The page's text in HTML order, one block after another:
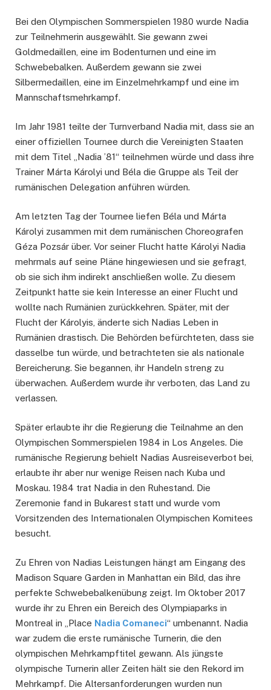
Bei den Olympischen Sommerspielen 1980 wurde Nadia
zur Teilnehmerin ausgewählt. Sie gewann zwei
Goldmedaillen, eine im Bodenturnen und eine im
Schwebebalken. Außerdem gewann sie zwei
Silbermedaillen, eine im Einzelmehrkampf und eine im
Mannschaftsmehrkampf.
Im Jahr 1981 teilte der Turnverband Nadia mit, dass sie an
einer offiziellen Tournee durch die Vereinigten Staaten
mit dem Titel „Nadia ’81“ teilnehmen würde und dass ihre
Trainer Márta Károlyi und Béla die Gruppe als Teil der
rumänischen Delegation anführen würden.
Am letzten Tag der Tournee liefen Béla und Márta
Károlyi zusammen mit dem rumänischen Choreografen
Géza Pozsár über. Vor seiner Flucht hatte Károlyi Nadia
mehrmals auf seine Pläne hingewiesen und sie gefragt,
ob sie sich ihm indirekt anschließen wolle. Zu diesem
Zeitpunkt hatte sie kein Interesse an einer Flucht und
wollte nach Rumänien zurückkehren. Später, mit der
Flucht der Károlyis, änderte sich Nadias Leben in
Rumänien drastisch. Die Behörden befürchteten, dass sie
dasselbe tun würde, und betrachteten sie als nationale
Bereicherung. Sie begannen, ihr Handeln streng zu
überwachen. Außerdem wurde ihr verboten, das Land zu
verlassen.
Später erlaubte ihr die Regierung die Teilnahme an den
Olympischen Sommerspielen 1984 in Los Angeles. Die
rumänische Regierung behielt Nadias Ausreiseverbot bei,
erlaubte ihr aber nur wenige Reisen nach Kuba und
Moskau. 1984 trat Nadia in den Ruhestand. Die
Zeremonie fand in Bukarest statt und wurde vom
Vorsitzenden des Internationalen Olympischen Komitees
besucht.
Zu Ehren von Nadias Leistungen hängt am Eingang des
Madison Square Garden in Manhattan ein Bild, das ihre
perfekte Schwebebalkenübung zeigt. Im Oktober 2017
wurde ihr zu Ehren ein Bereich des Olympiaparks in
Montreal in „Place Nadia Comaneci“ umbenannt. Nadia
war zudem die erste rumänische Turnerin, die den
olympischen Mehrkampftitel gewann. Als jüngste
olympische Turnerin aller Zeiten hält sie den Rekord im
Mehrkampf. Die Altersanforderungen wurden nun